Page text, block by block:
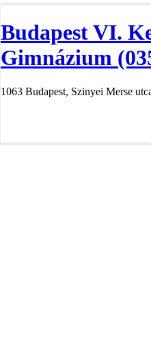
Budapest VI.
Gimnázium
1063 Budapest, Szinyei Merse